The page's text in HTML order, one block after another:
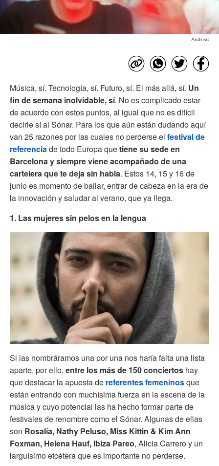
Archivo
Música, sí. Tecnología, sí. Futuro, sí. El más allá, sí. Un
fin de semana inolvidable, sí. No es complicado estar
de acuerdo con estos puntos, al igual que no es difícil
decirle sí al Sónar. Para los que aún están dudando aquí
van 25 razones por las cuales no perderse el festival de
referenciade todo Europa quetiene su sede en
Barcelona y siempre viene acompañado de una
cartelera que te deja sin habla. Estos 14, 15 y 16 de
junio es momento de bailar, entrar de cabeza en la era de
la innovación y saludar al verano, que ya llega.
1. Las mujeres sin pelos en la lengua
Si las nombráramos una por una nos haría falta una lista
aparte, por ello, entre los más de 150 conciertos hay
que destacar la apuesta de referentes femeninosque
están entrando con muchísima fuerza en la escena de la
música y cuyo potencial las ha hecho formar parte de
festivales de renombre como el Sónar. Algunas de ellas
son Rosalía, Nathy Peluso, Miss Kittin & Kim Ann
Foxman, Helena Hauf, Ibiza Pareo, Alicia Carrero y un
larguísimo etcétera que es importante no perderse.